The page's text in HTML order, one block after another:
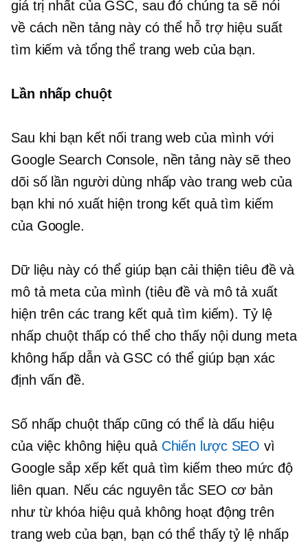
giá trị nhất của GSC, sau đó chúng ta sẽ nói
về cách nền tảng này có thể hỗ trợ hiệu suất
tìm kiếm và tổng thể trang web của bạn.
Lần nhấp chuột
Sau khi bạn kết nối trang web của mình với
Google Search Console, nền tảng này sẽ theo
dõi số lần người dùng nhấp vào trang web của
bạn khi nó xuất hiện trong kết quả tìm kiếm
của Google.
Dữ liệu này có thể giúp bạn cải thiện tiêu đề và
mô tả meta của mình (tiêu đề và mô tả xuất
hiện trên các trang kết quả tìm kiếm). Tỷ lệ
nhấp chuột thấp có thể cho thấy nội dung meta
không hấp dẫn và GSC có thể giúp bạn xác
định vấn đề.
Số nhấp chuột thấp cũng có thể là dấu hiệu
của việc không hiệu quả Chiến lược SEO vì
Google sắp xếp kết quả tìm kiếm theo mức độ
liên quan. Nếu các nguyên tắc SEO cơ bản
như từ khóa hiệu quả không hoạt động trên
trang web của bạn, bạn có thể thấy tỷ lệ nhấp